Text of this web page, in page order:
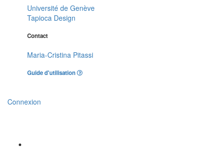
Université de Genève
Tapioca Design
Contact
Maria-Cristina Pitassi
Guide d'utilisation
Connexion